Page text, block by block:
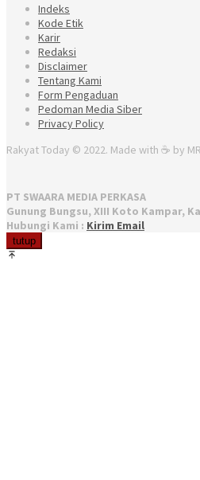
Indeks
Kode Etik
Karir
Redaksi
Disclaimer
Tentang Kami
Form Pengaduan
Pedoman Media Siber
Privacy Policy
Rakyat Today © 2022. Made with ☕ by
PT SWAARA MEDIA PERKASA
Gunung Bungsu, XIII Koto Kampar,
Hubungi Kami : Kirim Email
tutup